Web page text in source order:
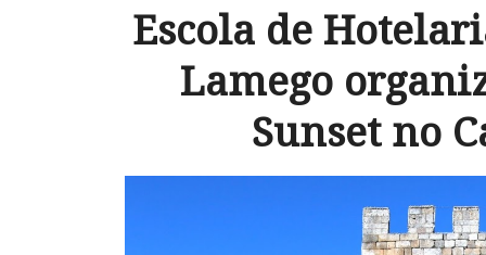
Escola de
Lamego
Sunset no